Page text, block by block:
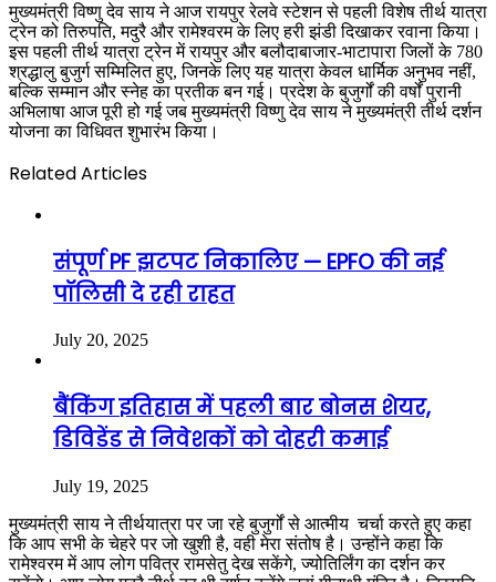
मुख्यमंत्री विष्णु देव साय ने आज रायपुर रेलवे स्टेशन से पहली विशेष तीर्थ यात्रा
ट्रेन को तिरुपति, मदुरै और रामेश्वरम के लिए हरी झंडी दिखाकर रवाना किया।
इस पहली तीर्थ यात्रा ट्रेन में रायपुर और बलौदाबाजार-भाटापारा जिलों के 780
श्रद्धालु बुजुर्ग सम्मिलित हुए, जिनके लिए यह यात्रा केवल धार्मिक अनुभव नहीं,
बल्कि सम्मान और स्नेह का प्रतीक बन गई। प्रदेश के बुजुर्गों की वर्षों पुरानी
अभिलाषा आज पूरी हो गई जब मुख्यमंत्री विष्णु देव साय ने मुख्यमंत्री तीर्थ दर्शन
योजना का विधिवत शुभारंभ किया।
Related Articles
संपूर्ण PF झटपट निकालिए — EPFO की नई
पॉलिसी दे रही राहत
July 20, 2025
बैंकिंग इतिहास में पहली बार बोनस शेयर,
डिविडेंड से निवेशकों को दोहरी कमाई
July 19, 2025
मुख्यमंत्री साय ने तीर्थयात्रा पर जा रहे बुजुर्गों से आत्मीय चर्चा करते हुए कहा
कि आप सभी के चेहरे पर जो खुशी है, वही मेरा संतोष है। उन्होंने कहा कि
रामेश्वरम में आप लोग पवित्र रामसेतु देख सकेंगे, ज्योतिर्लिंग का दर्शन कर